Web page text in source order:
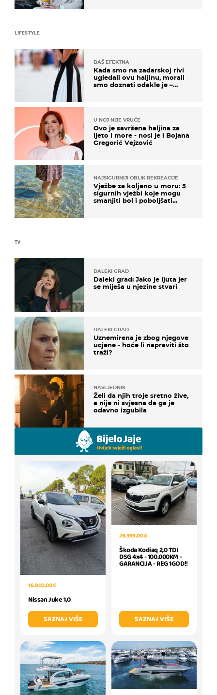
TV
DALEKI GRAD
Daleki grad: Jako je ljuta jer
se miješa u njezine stvari
DALEKI GRAD
Uznemirena je zbog njegove
ucjene - hoće li napraviti što
traži?
NASLJEDNIK
Želi da njih troje sretno žive,
a nije ni svjesna da ga je
odavno izgubila
LIFESTYLE
BAŠ EFEKTNA
Kada smo na zadarskoj rivi
ugledali ovu haljinu, morali
smo doznati odakle je –
U NOJ NIJE VRUĆE
Ovo je savršena haljina za
ljeto i more - nosi je i Bojana
Gregorić Vejzović
NAJSIGURNIJI OBLIK REKREACIJE
Vježbe za koljeno u moru: 5
sigurnih vježbi koje mogu
smanjiti bol i poboljšati
16.900,00 €
Nissan Juke 1,0
SAZNAJ VIŠE
28.399,00 €
Škoda Kodiaq 2,0 TDI
DSG 4x4 - 100.000KM -
GARANCIJA - REG 1GOD!!
SAZNAJ VIŠE